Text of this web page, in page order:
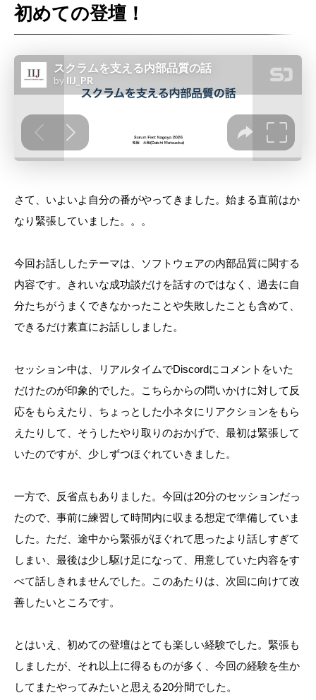
初めての登壇！
さて、いよいよ自分の番がやってきました。始まる直前はか
なり緊張していました。。。
今回お話ししたテーマは、ソフトウェアの内部品質に関する
内容です。きれいな成功談だけを話すのではなく、過去に自
分たちがうまくできなかったことや失敗したことも含めて、
できるだけ素直にお話ししました。
セッション中は、リアルタイムでDiscordにコメントをいた
だけたのが印象的でした。こちらからの問いかけに対して反
応をもらえたり、ちょっとした小ネタにリアクションをもら
えたりして、そうしたやり取りのおかげで、最初は緊張して
いたのですが、少しずつほぐれていきました。
一方で、反省点もありました。今回は20分のセッションだっ
たので、事前に練習して時間内に収まる想定で準備していま
した。ただ、途中から緊張がほぐれて思ったより話しすぎて
しまい、最後は少し駆け足になって、用意していた内容をす
べて話しきれませんでした。このあたりは、次回に向けて改
善したいところです。
とはいえ、初めての登壇はとても楽しい経験でした。緊張も
しましたが、それ以上に得るものが多く、今回の経験を生か
してまたやってみたいと思える20分間でした。